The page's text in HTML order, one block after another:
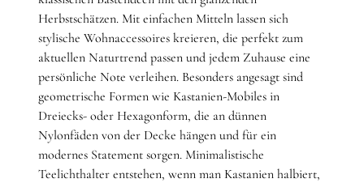
Herbstschätzen. Mit einfachen Mitteln lassen sich
stylische Wohnaccessoires kreieren, die perfekt zum
aktuellen Naturtrend passen und jedem Zuhause eine
persönliche Note verleihen. Besonders angesagt sind
geometrische Formen wie Kastanien-Mobiles in
Dreiecks- oder Hexagonform, die an dünnen
Nylonfäden von der Decke hängen und für ein
modernes Statement sorgen. Minimalistische
Teelichthalter entstehen, wenn man Kastanien halbiert,